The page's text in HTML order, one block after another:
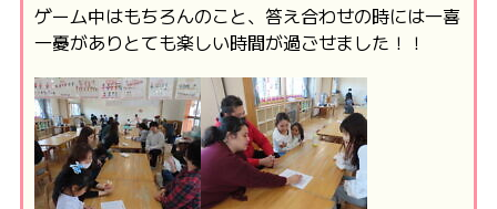
ゲーム中はもちろんのこと、答え合わせの時には一喜
一憂がありとても楽しい時間が過ごせました！！